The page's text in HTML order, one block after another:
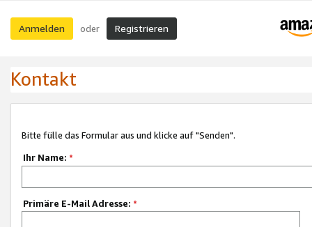
Anmelden oder Registrieren
Kontakt
Bitte fülle das Formular aus und klicke auf "Senden".
Ihr Name: *
Primäre E-Mail Adresse: *